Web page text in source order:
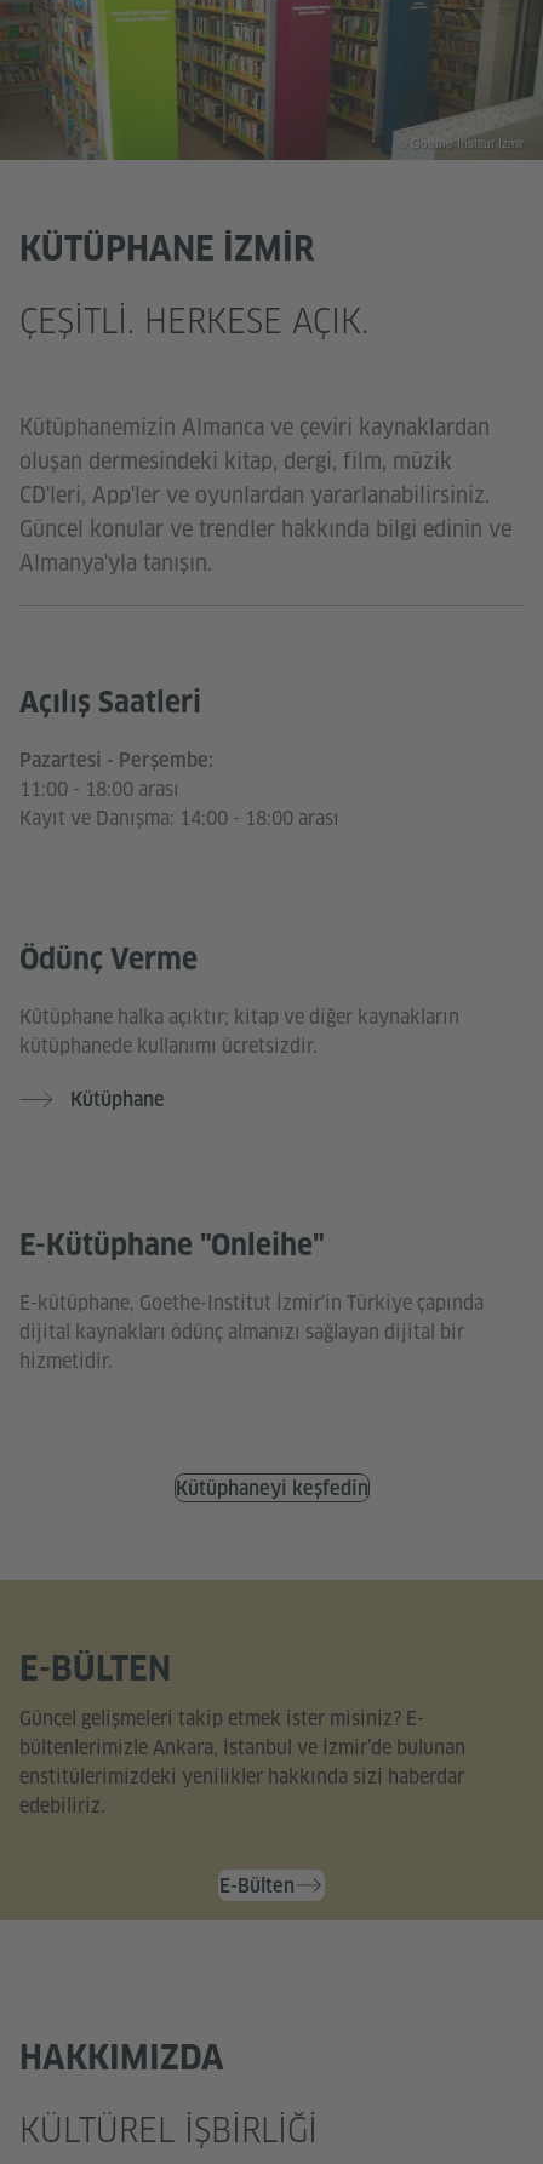
KÜTÜPHANE İZMIR
ÇEŞITLI. HERKESE AÇIK.
Kütüphanemizin Almanca ve çeviri kaynaklardan
oluşan dermesindeki kitap, dergi, film, müzik
CD'leri, App'ler ve oyunlardan yararlanabilirsiniz.
Güncel konular ve trendler hakkında bilgi edinin ve
Almanya'yla tanışın.
Açılış Saatleri
Pazartesi - Perşembe:
11:00 - 18:00 arası
Kayıt ve Danışma: 14:00 - 18:00 arası
Ödünç Verme
Kütüphane halka açıktır; kitap ve diğer kaynakların
kütüphanede kullanımı ücretsizdir.
Kütüphane
E-Kütüphane "Onleihe"
E-kütüphane, Goethe-Institut İzmir'in Türkiye çapında
dijital kaynakları ödünç almanızı sağlayan dijital bir
hizmetidir.
Kütüphaneyi keşfedin
© Goethe-Institut Izmir
E-BÜLTEN
Güncel gelişmeleri takip etmek ister misiniz? E-
bültenlerimizle Ankara, İstanbul ve İzmir’de bulunan
enstitülerimizdeki yenilikler hakkında sizi haberdar
edebiliriz.
E-Bülten
HAKKIMIZDA
KÜLTÜREL IŞBIRLIĞI